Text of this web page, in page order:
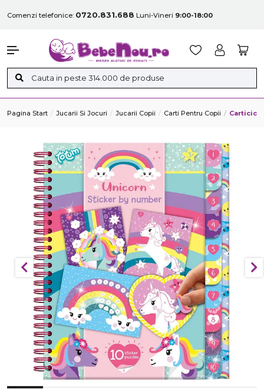
Comenzi telefonice: 0720.831.688 Luni-Vineri 9:00-18:00
Pagina Start Jucarii Si Jocuri Jucarii Copii Carti Pentru Copii Carticica